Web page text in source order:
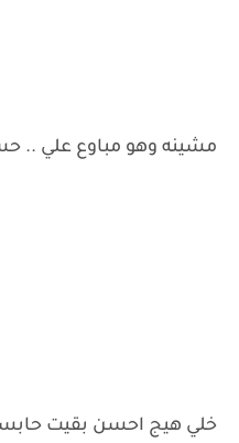
مشينه وهو مباوع علي ..
خلي هيج احسن بقيت